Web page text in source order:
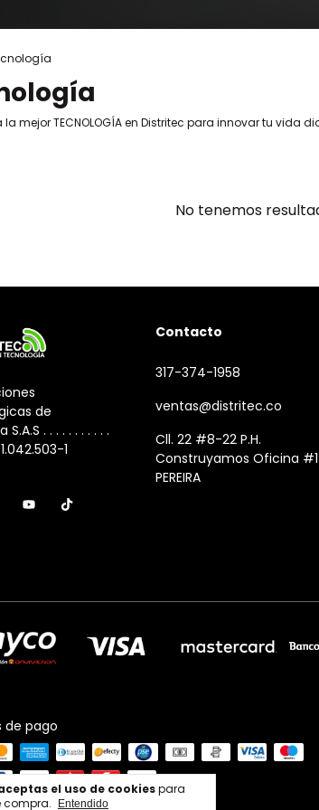
el uso de cookiespara
compra.
Entendido
la mejor TECNOLOGÍA en Distritec para innovar tu vida
No tenemos
de
. . . . . . . . . . .
1
Contacto
317-374-1958
ventas@distritec.co
Cll. 22 #8-22 P.H.
Construyamos Oficina #1
PEREIRA
de pago